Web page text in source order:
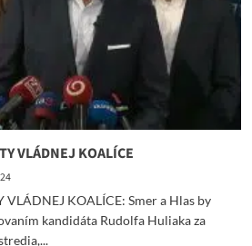
VLÁDNEJ KOALÍCE
VLÁDNEJ KOALÍCE: Smer a Hlas by
kandidáta Rudolfa Huliaka za